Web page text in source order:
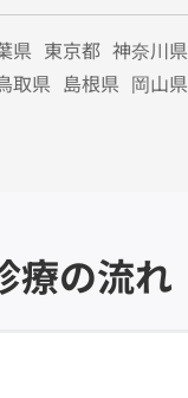
県 東京都 神奈川県
取県 島根県 岡山県
療の流れ